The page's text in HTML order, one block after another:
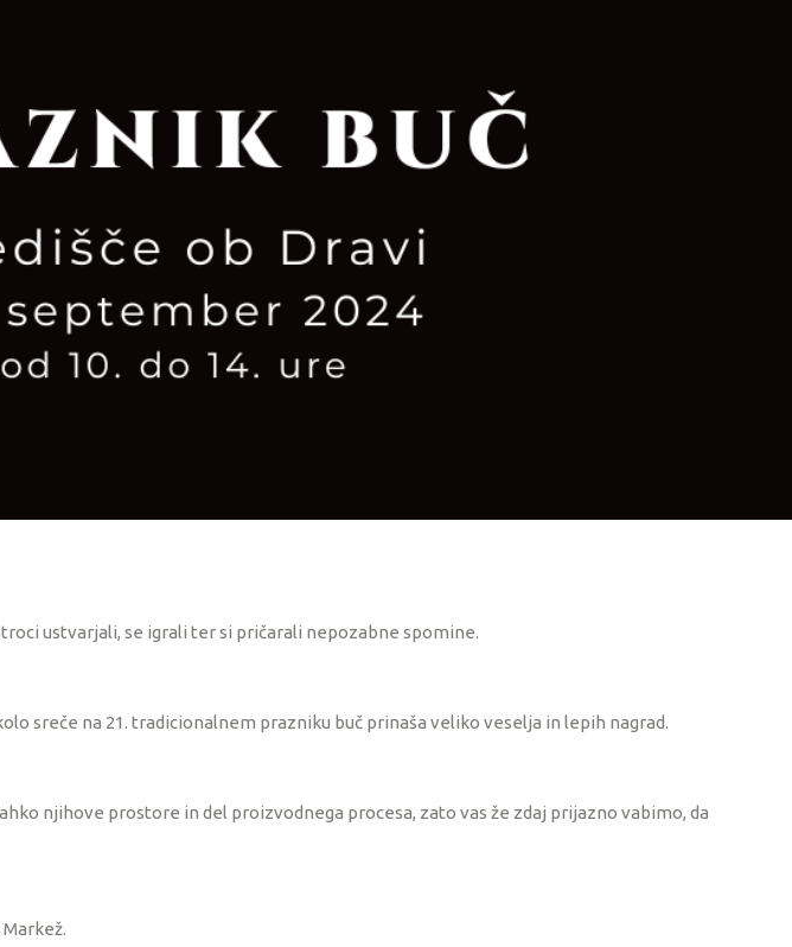
ustvarjali, se igrali ter si pričarali nepozabne spomine.
sreče na 21. tradicionalnem prazniku buč prinaša veliko veselja in lepih nagrad.
njihove prostore in del proizvodnega procesa, zato vas že zdaj prijazno vabimo, da